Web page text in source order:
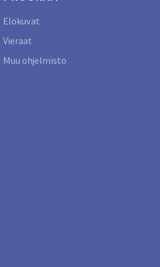
Elokuvat
Vieraat
Muu ohjelmisto